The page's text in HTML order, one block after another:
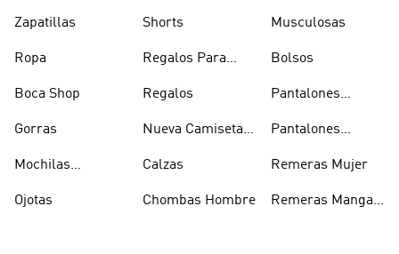
Zapatillas
Ropa
Boca Shop
Gorras
Mochilas
Ojotas
Shorts
Regalos Para
Regalos
Nueva Camiseta
Calzas
Chombas Hombre
Musculosas
Bolsos
Pantalones
Hombre
Pantalones
Remeras Mujer
Remeras Manga